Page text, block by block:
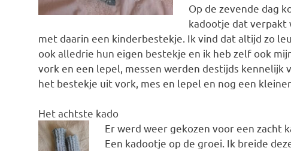
Op de zevende dag
kadootje dat verpakt
met daarin een kinderbestekje. Ik vind dat altijd zo
ook alledrie hun eigen bestekje en ik heb zelf ook
vork en een lepel, messen werden destijds
het bestekje uit vork, mes en lepel en nog een
Het achtste kado
Er werd weer gekozen voor een zacht
Een kadootje op de groei. Ik breide